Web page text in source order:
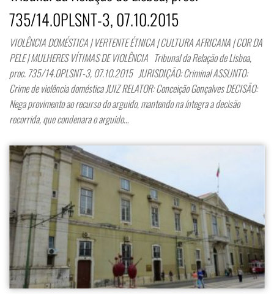
735/14.0PLSNT-3, 07.10.2015
VIOLÊNCIA DOMÉSTICA | VERTENTE ÉTNICA | CULTURA AFRICANA | COR DA
PELE | MULHERES VÍTIMAS DE VIOLÊNCIA Tribunal da Relação de Lisboa,
proc. 735/14.0PLSNT-3, 07.10.2015 JURISDIÇÃO: Criminal ASSUNTO:
Crime de violência doméstica JUIZ RELATOR: Conceição Gonçalves DECISÃO:
Nega provimento ao recurso do arguido, mantendo na íntegra a decisão
recorrida, que condenara o arguido…